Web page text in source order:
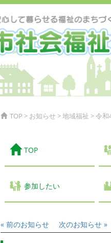
TOP > お知らせ>地域福祉 >令和
TOP
参加したい
« 前のお知らせ 次のお知らせ »